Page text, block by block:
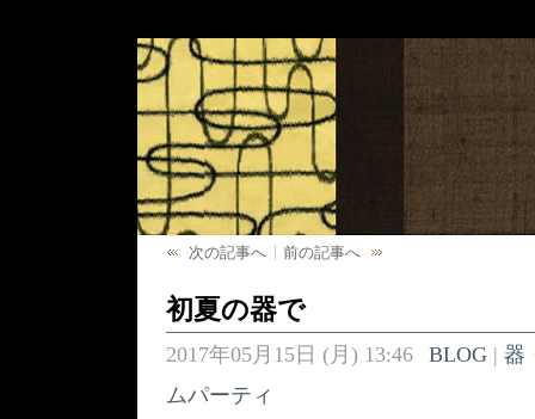
次の記事へ 前の記事へ
初夏の器で
2017年05月15日 (月) 13:46 BLOG| 器
ムパーティ